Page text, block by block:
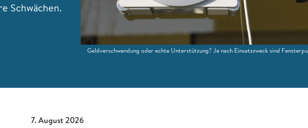
Schwächen.
Geldverschwendung oder echte Unterstützung? Je nach Einsatzzweck sind
7. August 2026